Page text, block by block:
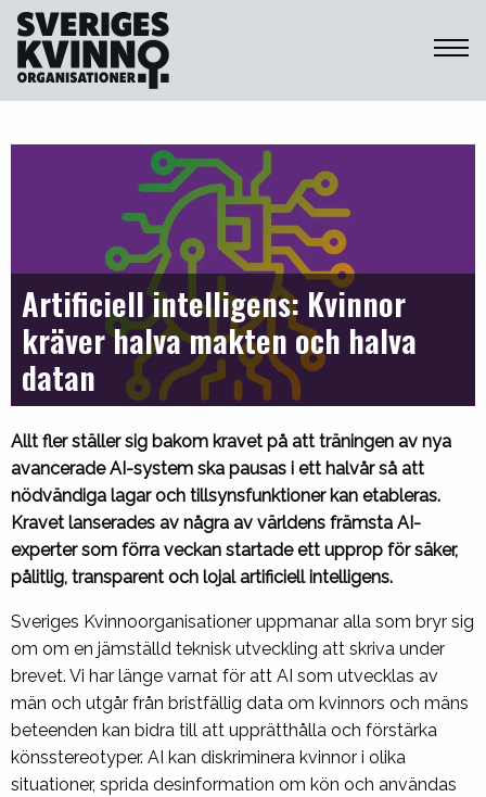
Sveriges Kvinnoorganisationer
Artificiell intelligens: Kvinnor
kräver halva makten och halva
datan
Allt fler ställer sig bakom kravet på att träningen av nya
avancerade AI-system ska pausas i ett halvår så att
nödvändiga lagar och tillsynsfunktioner kan etableras.
Kravet lanserades av några av världens främsta AI-
experter som förra veckan startade ett upprop för säker,
pålitlig, transparent och lojal artificiell intelligens.
Sveriges Kvinnoorganisationer uppmanar alla som bryr sig
om om en jämställd teknisk utveckling att skriva under
brevet. Vi har länge varnat för att AI som utvecklas av
män och utgår från bristfällig data om kvinnors och mäns
beteenden kan bidra till att upprätthålla och förstärka
könsstereotyper. AI kan diskriminera kvinnor i olika
situationer, sprida desinformation om kön och användas